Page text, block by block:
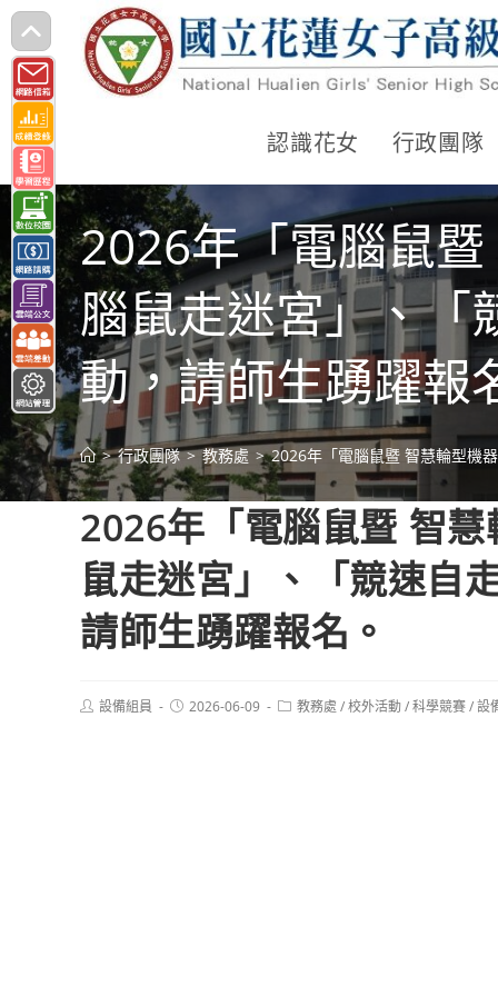
跳
轉
至
主
要
內
容
認識花女 行政團隊
2026年「電腦鼠
腦鼠走迷宮」、「
動，請師生踴躍報
> 行政團隊 > 教務處 > 2026年「電腦鼠暨 智慧輪型機
2026年「電腦鼠暨 智
鼠走迷宮」、「競速自
請師生踴躍報名。
Post設備組員
Post2026-06-09
Post教務處 /校外活動/科學競賽/設